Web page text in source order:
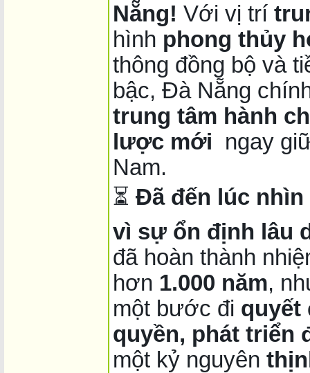
Nẵng! Với vị trí
hình phong thủy
thông đồng bộ và
bậc, Đà Nẵng
trung tâm hành
lược mới ngay
Nam.
⏳ Đã đến lúc
vì sự ổn định lâu
đã hoàn thành
hơn 1.000 năm,
một bước đi quyết
quyền, phát triển
một kỷ nguyên